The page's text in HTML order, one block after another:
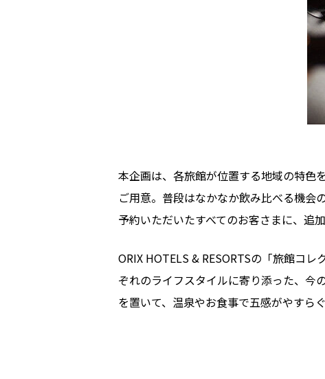
本企画は、各旅館が位置する地域の特色
ご用意。普段はなかなか飲み比べる機会
予約いただいたすべてのお客さまに、追
ORIX HOTELS & RESORTSの「旅館コ
ぞれのライフスタイルに寄り添った、今
を置いて、温泉やお食事で五感がやすら